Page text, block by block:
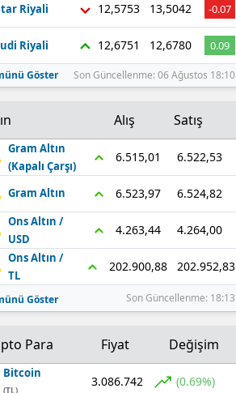
Riyali 12,5753 13,5042 -0.07
Riyali 12,6751 12,6780 0.09
Göster Son Güncellenme: 06 Ağustos 18:10
Alış Satış
Gram Altın
(Kapalı Çarşı)
6.515,01 6.522,53
Gram Altın 6.523,97 6.524,82
Ons Altın /
USD
4.263,44 4.264,00
Ons Altın /
TL
202.900,88 202.952,83
Göster Son Güncellenme: 18:13
Para Fiyat Değişim
Bitcoin
(TL)
3.086.742 (0.69%)